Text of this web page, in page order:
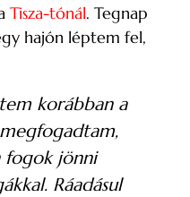
Tisza-tónál. Tegnap
hajón léptem fel,
korábban a
fogok jönni
Ráadásul